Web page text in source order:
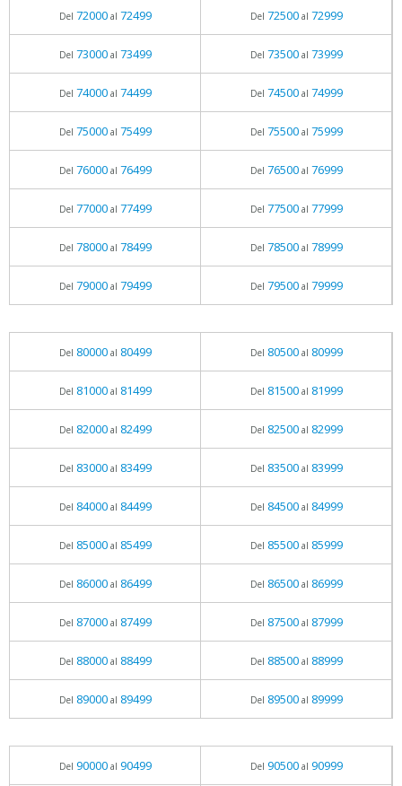
Del 72000al 72499 Del 72500al 72999
Del 73000al 73499 Del 73500al 73999
Del 74000al 74499 Del 74500al 74999
Del 75000al 75499 Del 75500al 75999
Del 76000al 76499 Del 76500al 76999
Del 77000al 77499 Del 77500al 77999
Del 78000al 78499 Del 78500al 78999
Del 79000al 79499 Del 79500al 79999
Del 80000al 80499 Del 80500al 80999
Del 81000al 81499 Del 81500al 81999
Del 82000al 82499 Del 82500al 82999
Del 83000al 83499 Del 83500al 83999
Del 84000al 84499 Del 84500al 84999
Del 85000al 85499 Del 85500al 85999
Del 86000al 86499 Del 86500al 86999
Del 87000al 87499 Del 87500al 87999
Del 88000al 88499 Del 88500al 88999
Del 89000al 89499 Del 89500al 89999
Del 90000al 90499 Del 90500al 90999